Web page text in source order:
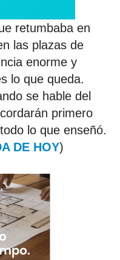
retumbaba en
las plazas de
enorme y
lo que queda.
se hable del
primero
lo que enseñó.
DE HOY)